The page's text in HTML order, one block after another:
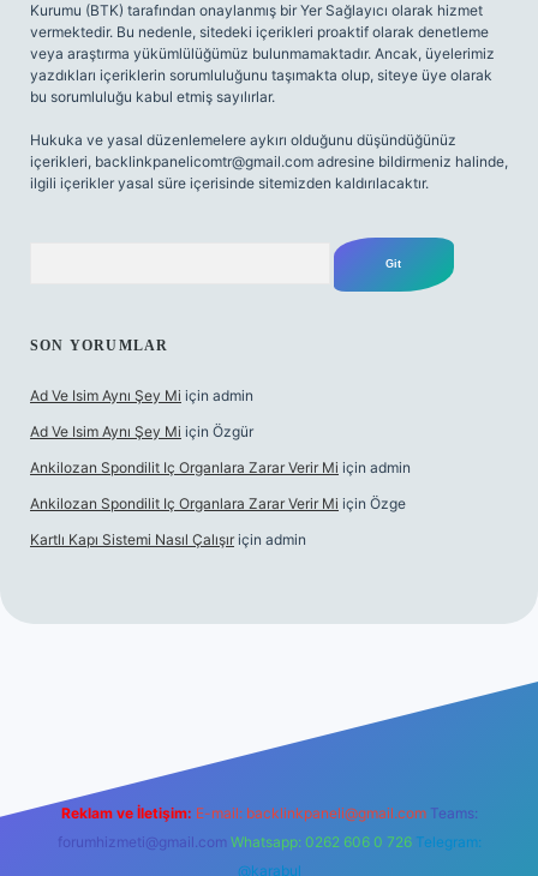
Kurumu (BTK) tarafından onaylanmış bir Yer Sağlayıcı olarak hizmet
vermektedir. Bu nedenle, sitedeki içerikleri proaktif olarak denetleme
veya araştırma yükümlülüğümüz bulunmamaktadır. Ancak, üyelerimiz
yazdıkları içeriklerin sorumluluğunu taşımakta olup, siteye üye olarak
bu sorumluluğu kabul etmiş sayılırlar.
Hukuka ve yasal düzenlemelere aykırı olduğunu düşündüğünüz
içerikleri, backlinkpanelicomtr@gmail.com adresine bildirmeniz halinde,
ilgili içerikler yasal süre içerisinde sitemizden kaldırılacaktır.
SON YORUMLAR
Ad Ve Isim Aynı Şey Mi için admin
Ad Ve Isim Aynı Şey Mi için Özgür
Ankilozan Spondilit Iç Organlara Zarar Verir Mi için admin
Ankilozan Spondilit Iç Organlara Zarar Verir Mi için Özge
Kartlı Kapı Sistemi Nasıl Çalışır için admin
Reklam ve İletişim: E-mail: backlinkpaneli@gmail.com Teams:
forumhizmeti@gmail.com Whatsapp: 0262 606 0 726 Telegram:
@karabul